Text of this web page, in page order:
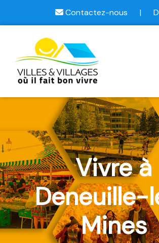
Contactez-nous |
Vivre à
Deneuille-
Mines